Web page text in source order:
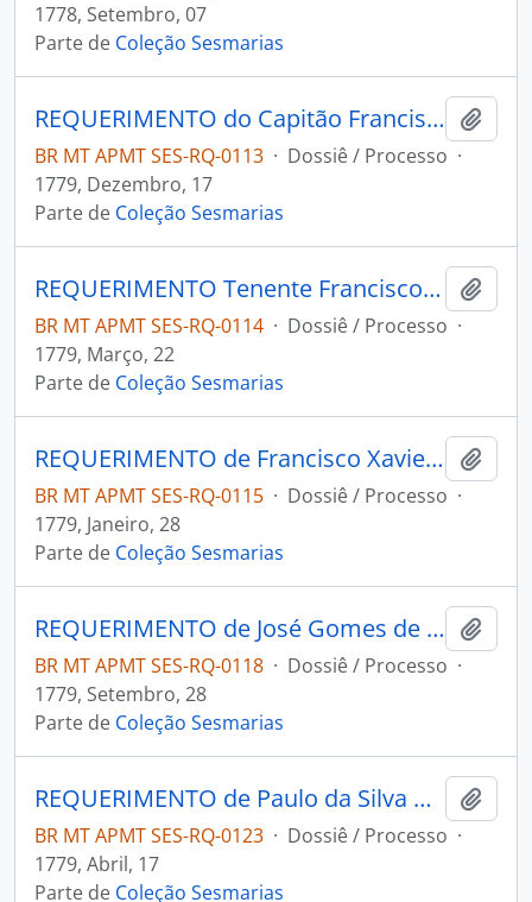
1778, Setembro, 07
Parte de Coleção Sesmarias
REQUERIMENTO do Capitão Francisco Aranha de Godoi ao Governador e Capitão-General da Capitania da Mato Grosso Luís da Albuquerque de Melo Pereira e Cáceres.
BR MT APMT SES-RQ-0113 · Dossiê / Processo ·
1779, Dezembro, 17
Parte de Coleção Sesmarias
REQUERIMENTO Tenente Francisco Dias da Cruz Cordeiro ao Governador e Capitão-General da Capitania de Mato Grosso Luís de Albuquerque de Melo Pereira e Cáceres.
BR MT APMT SES-RQ-0114 · Dossiê / Processo ·
1779, Março, 22
Parte de Coleção Sesmarias
REQUERIMENTO de Francisco Xavier de Carvalho ao Governador e Capitão-General de Mato Grosso Luís de Albuquerque de Melo Pereira e Cáceres.
BR MT APMT SES-RQ-0115 · Dossiê / Processo ·
1779, Janeiro, 28
Parte de Coleção Sesmarias
REQUERIMENTO de José Gomes de Barros ao Governador e Capitão-General da Capitania de Mato Grosso Luiz de Albuquerque de Melo Pereira e Cáceres.
BR MT APMT SES-RQ-0118 · Dossiê / Processo ·
1779, Setembro, 28
Parte de Coleção Sesmarias
REQUERIMENTO de Paulo da Silva Coelho ao Governador e Capitão-General da Capitania de Mato Grosso Luiz de Albuquerque de Melo Pereira e Cáceres.
BR MT APMT SES-RQ-0123 · Dossiê / Processo ·
1779, Abril, 17
Parte de Coleção Sesmarias